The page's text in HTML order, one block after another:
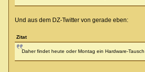
Und aus dem DZ-Twitter von gerade eben:
Zitat
Daher findet heute oder Montag ein Hardware-